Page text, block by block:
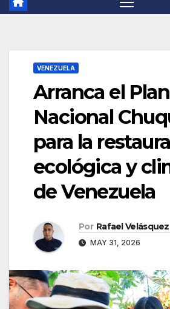
VENEZUELA
Arranca el Plan
Nacional
para la
ecológica y
de Venezuela
Por Rafael Velásquez
MAY 31, 2026